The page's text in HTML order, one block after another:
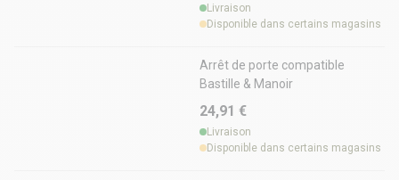
Livraison
Disponible dans certains magasins
Arrêt de porte compatible
Bastille & Manoir
24,91 €
Livraison
Disponible dans certains magasins